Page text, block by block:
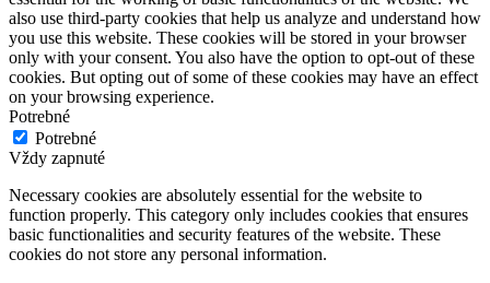
also use third-party cookies that help us analyze and understand how
you use this website. These cookies will be stored in your browser
only with your consent. You also have the option to opt-out of these
cookies. But opting out of some of these cookies may have an effect
on your browsing experience.
Potrebné
Potrebné
Vždy zapnuté
Necessary cookies are absolutely essential for the website to
function properly. This category only includes cookies that ensures
basic functionalities and security features of the website. These
cookies do not store any personal information.